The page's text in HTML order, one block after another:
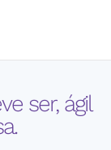
ser, ágil